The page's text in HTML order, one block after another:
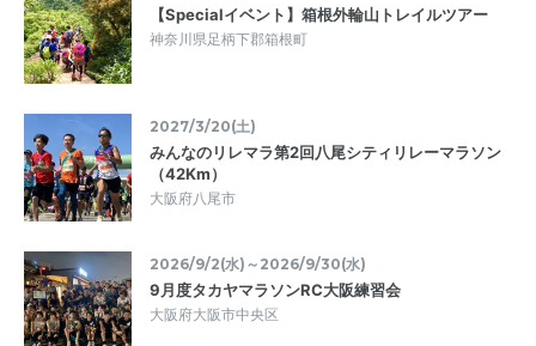
【Specialイベント】箱根外輪山トレイルツアー
神奈川県足柄下郡箱根町
2027/3/20(土)
みんなのリレマラ第2回八尾シティリレーマラソン
（42Km）
大阪府八尾市
2026/9/2(水)～2026/9/30(水)
9月度タカヤマラソンRC大阪練習会
大阪府大阪市中央区